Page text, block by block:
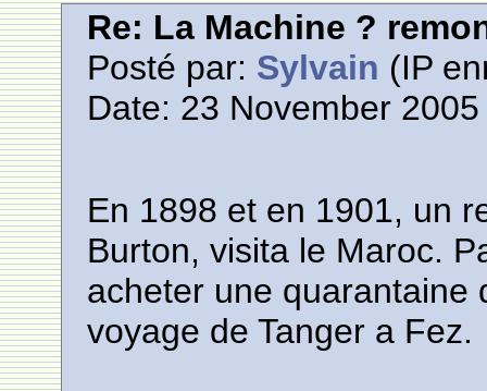
Re: La Machine ?
Posté par: Sylvain (IP
Date: 23 November
En 1898 et en 1901, un
Burton, visita le Maroc.
acheter une quarantaine
voyage de Tanger a Fez.